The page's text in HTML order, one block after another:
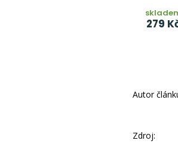
279
Autor
Zdroj: